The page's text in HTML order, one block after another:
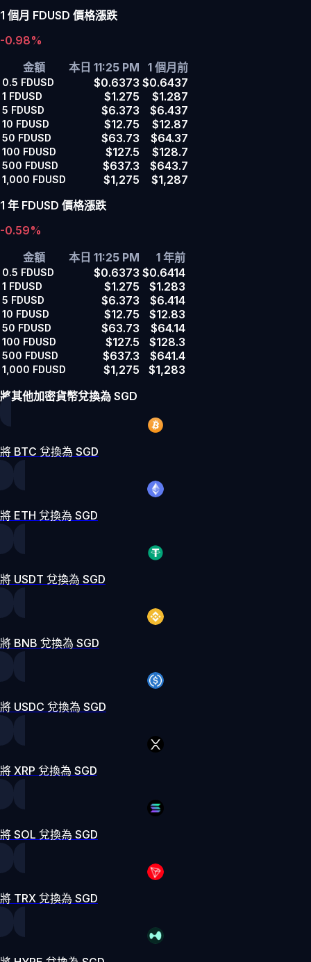
1 個月 FDUSD 價格漲跌
-0.98%
金額
本日 11:25 PM 1 個月前
0.5 FDUSD $0.6373 $0.6437
1 FDUSD $1.275 $1.287
5 FDUSD $6.373 $6.437
10 FDUSD $12.75 $12.87
50 FDUSD $63.73 $64.37
100 FDUSD $127.5 $128.7
500 FDUSD $637.3 $643.7
1,000 FDUSD $1,275
$1,287
1 年 FDUSD 價格漲跌
-0.59%
金額
本日 11:25 PM 1 年前
0.5 FDUSD $0.6373 $0.6414
1 FDUSD $1.275 $1.283
5 FDUSD $6.373 $6.414
10 FDUSD $12.75 $12.83
50 FDUSD $63.73 $64.14
100 FDUSD $127.5 $128.3
500 FDUSD $637.3 $641.4
1,000 FDUSD $1,275
$1,283
將其他加密貨幣兌換為 SGD
將 BTC 兌換為 SGD
將 ETH 兌換為 SGD
將 USDT 兌換為 SGD
將 BNB 兌換為 SGD
將 USDC 兌換為 SGD
將 XRP 兌換為 SGD
將 SOL 兌換為 SGD
將 TRX 兌換為 SGD